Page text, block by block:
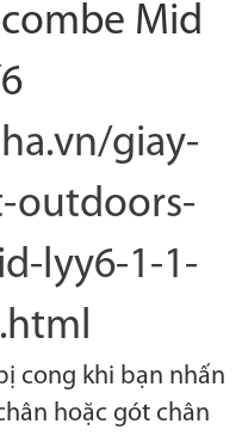
Mid
giay-
outdoors-
lyy6-1-1-
cong khi bạn nhấn
hoặc gót chân